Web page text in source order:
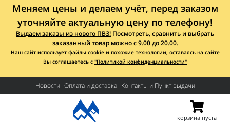
Меняем цены и делаем учёт, перед заказом
уточняйте актуальную цену по телефону!
Выдаем заказы из нового ПВЗ! Посмотреть, сравнить и выбрать
заказанный товар можно с 9.00 до 20.00.
Наш сайт использует файлы cookie и похожие технологии, оставаясь на сайте
Вы соглашаетесь с "Политикой конфиденциальности"
Новости Оплата и доставка Контакты и Пункт выдачи
корзина пуста